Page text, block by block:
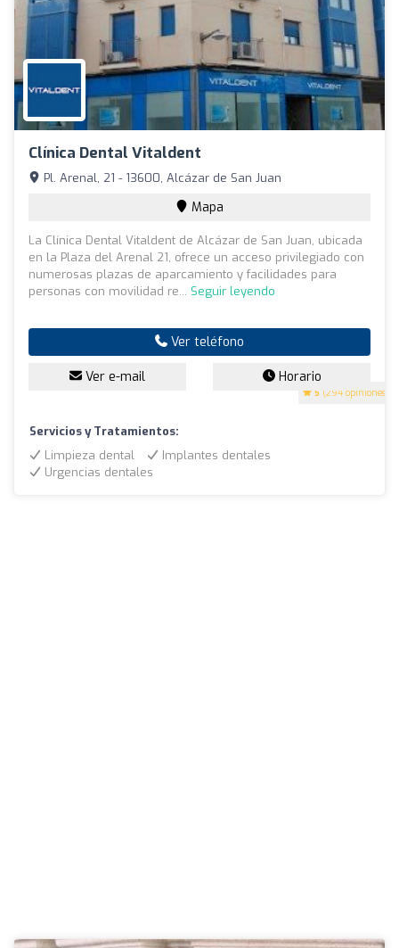
Clínica Dental Vitaldent
5 (294 opiniones)
Pl. Arenal, 21 - 13600, Alcázar de San Juan
Mapa
La Clínica Dental Vitaldent de Alcázar de San Juan, ubicada
en la Plaza del Arenal 21, ofrece un acceso privilegiado con
numerosas plazas de aparcamiento y facilidades para
personas con movilidad re... Seguir leyendo
Ver teléfono
Ver e-mail Horario
Servicios y Tratamientos:
Limpieza dental
Implantes dentales
Urgencias dentales